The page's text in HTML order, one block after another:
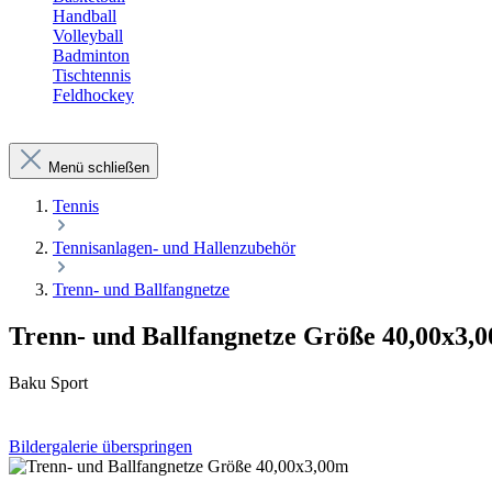
Handball
Volleyball
Badminton
Tischtennis
Feldhockey
Menü schließen
Tennis
Tennisanlagen- und Hallenzubehör
Trenn- und Ballfangnetze
Trenn- und Ballfangnetze Größe
Baku Sport
Bildergalerie überspringen